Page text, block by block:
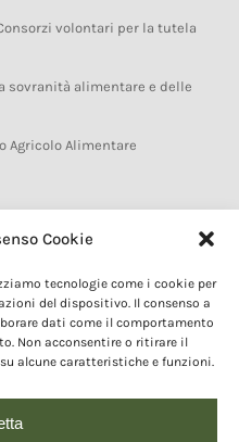
Cookie
tecnologie come i cookie per
del dispositivo. Il consenso a
dati come il comportamento
Non acconsentire o ritirare il
alcune caratteristiche e funzioni.
volontari per la tutela
sovranità alimentare e delle
Agricolo Alimentare